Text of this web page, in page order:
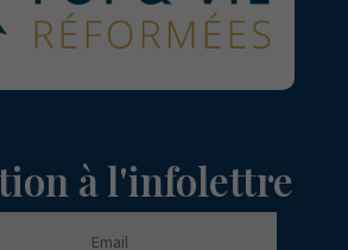
à l'infolettre